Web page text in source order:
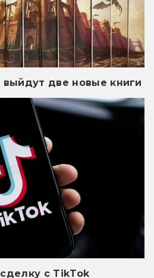
выйдут две новые книги
с TikTok